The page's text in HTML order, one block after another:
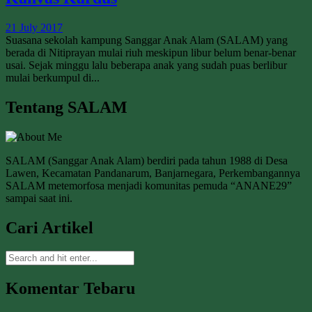
21 July 2017
Suasana sekolah kampung Sanggar Anak Alam (SALAM) yang
berada di Nitiprayan mulai riuh meskipun libur belum benar-benar
usai. Sejak minggu lalu beberapa anak yang sudah puas berlibur
mulai berkumpul di...
Tentang SALAM
SALAM (Sanggar Anak Alam) berdiri pada tahun 1988 di Desa
Lawen, Kecamatan Pandanarum, Banjarnegara, Perkembangannya
SALAM metemorfosa menjadi komunitas pemuda “ANANE29”
sampai saat ini.
Cari Artikel
Komentar Tebaru